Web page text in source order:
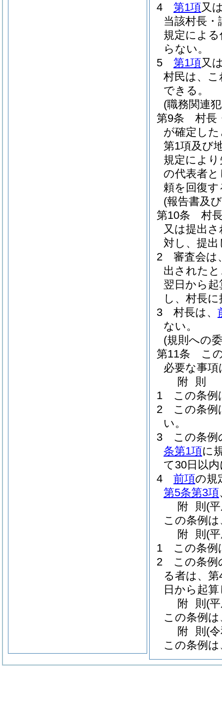
4
第1項又
当該村長
規定によ
らない。
5
第1項又
村民は、
できる。
(職務関連
第9条
村長
が確定し
第1項及び
規定によ
の代表者
頼を回復
(報告書及
第10条
村
又は提出
対し、提
2
審査会は
出された
翌日から
し、村長
3
村長は、
ない。
(規則への
第11条
こ
必要な事
附 則
1
この条例
2
この条
い。
3
この条例
条第1項に
て30日以
4
前項の規
第5条第3項
附 則 (
この条例
附 則 (
1
この条例
2
この条例
る者は、
日から起
附 則 (
この条例
附 則 (
この条例